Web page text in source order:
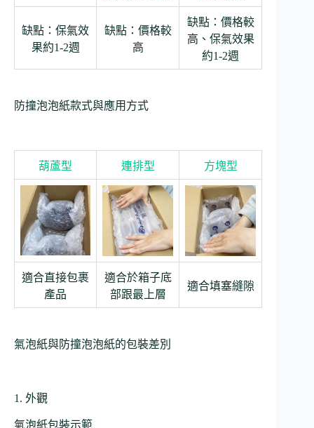
缺點：保氣效
果約1-2週
缺點：價格較
高
缺點：價格較
高、保氣效果
約1-2週
防撞泡泡紙款式與應用方式
葫蘆型 連排型 方塊型
適合直接包裹
產品
適合於箱子底
部跟最上層
適合填塞縫隙
氣泡紙與防撞泡泡紙的包裝差別
1. 外觀
氣泡紙包裝示範